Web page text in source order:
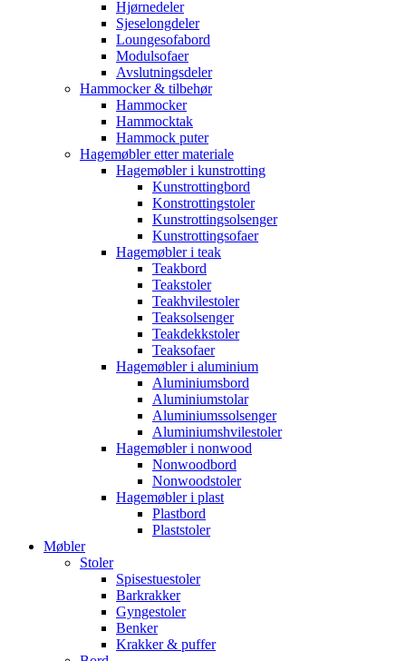
Hjørnedeler
Sjeselongdeler
Loungesofabord
Modulsofaer
Avslutningsdeler
Hammocker & tilbehør
Hammocker
Hammocktak
Hammock puter
Hagemøbler etter materiale
Hagemøbler i kunstrotting
Kunstrottingbord
Konstrottingstoler
Kunstrottingsolsenger
Kunstrottingsofaer
Hagemøbler i teak
Teakbord
Teakstoler
Teakhvilestoler
Teaksolsenger
Teakdekkstoler
Teaksofaer
Hagemøbler i aluminium
Aluminiumsbord
Aluminiumstolar
Aluminiumssolsenger
Aluminiumshvilestoler
Hagemøbler i nonwood
Nonwoodbord
Nonwoodstoler
Hagemøbler i plast
Plastbord
Plaststoler
Møbler
Stoler
Spisestuestoler
Barkrakker
Gyngestoler
Benker
Krakker & puffer